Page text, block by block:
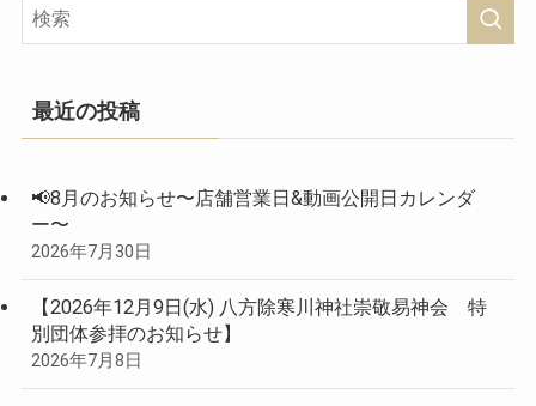
最近の投稿
📢8月のお知らせ〜店舗営業日&動画公開日カレンダ
ー〜
2026年7月30日
【2026年12月9日(水) 八方除寒川神社崇敬易神会 特
別団体参拝のお知らせ】
2026年7月8日